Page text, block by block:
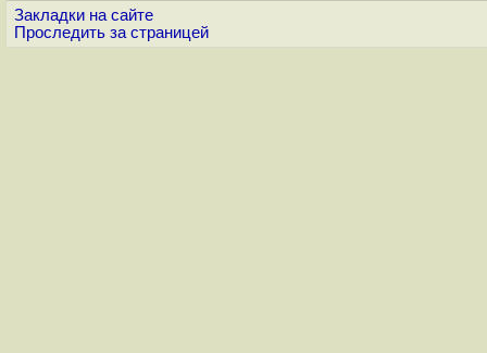
Закладки на сайте
Проследить за страницей